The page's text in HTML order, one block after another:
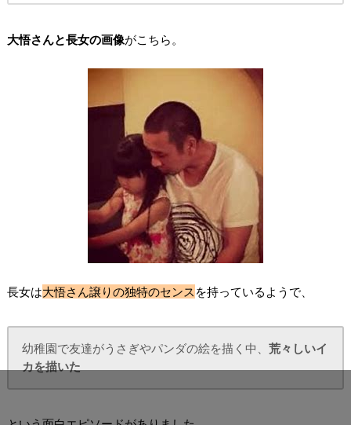
大悟さんと長女の画像がこちら。
長女は大悟さん譲りの独特のセンス を持っているようで、
幼稚園で友達がうさぎやパンダの絵を描く中、荒々しいイ
カを描いた